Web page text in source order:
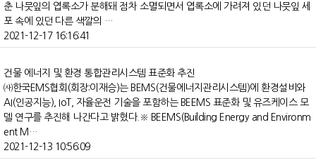
춘 나뭇잎의 엽록소가 분해돼 점차 소멸되면서 엽록소에 가려져 있던 나뭇잎 세
포 속에 있던 다른 색깔의 …
2021-12-17 16:16:41
건물 에너지 및 환경 통합관리시스템 표준화 추진
㈔한국EMS협회(회장:이재승)는 BEMS(건물에너지관리시스템)에 환경설비와
AI(인공지능), IoT, 자율운전 기술을 포함하는 BEEMS 표준화 및 유즈케이스 모
델 연구를 추진해 나간다고 밝혔다.※ BEEMS(Building Energy and Environm
ent M…
2021-12-13 10:56:09